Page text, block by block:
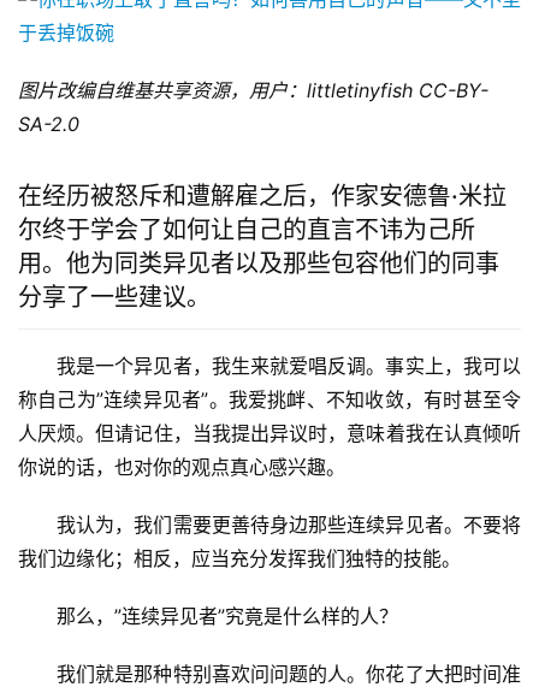
图片改编自维基共享资源，用户：littletinyfish CC-BY-
SA-2.0
在经历被怒斥和遭解雇之后，作家安德鲁·米拉
尔终于学会了如何让自己的直言不讳为己所
用。他为同类异见者以及那些包容他们的同事
分享了一些建议。
我是一个异见者，我生来就爱唱反调。事实上，我可以
称自己为”连续异见者”。我爱挑衅、不知收敛，有时甚至令
人厌烦。但请记住，当我提出异议时，意味着我在认真倾听
你说的话，也对你的观点真心感兴趣。
我认为，我们需要更善待身边那些连续异见者。不要将
我们边缘化；相反，应当充分发挥我们独特的技能。
那么，”连续异见者”究竟是什么样的人？
我们就是那种特别喜欢问问题的人。你花了大把时间准